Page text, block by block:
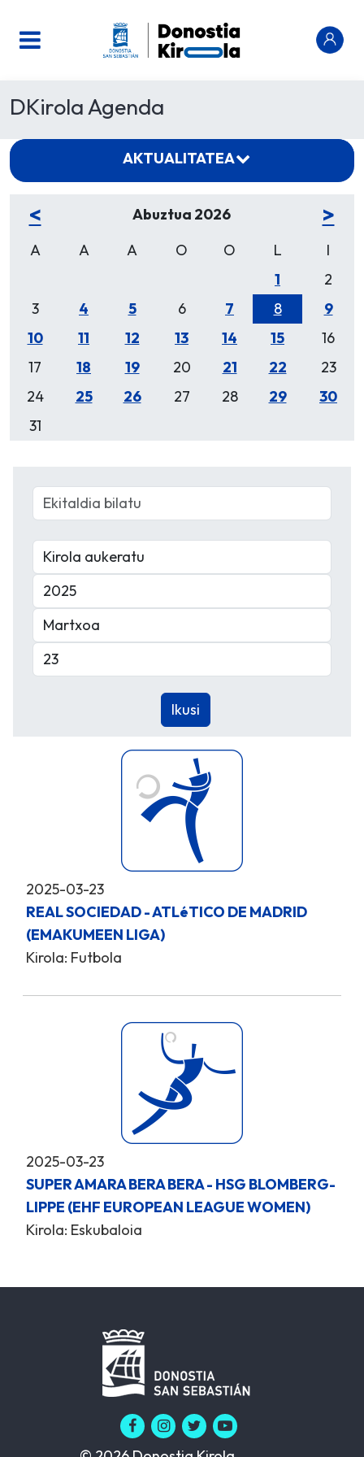
DKirola Agenda
2025-03-23
REAL SOCIEDAD - ATLéTICO DE MADRID
(EMAKUMEEN LIGA)
Kirola: Futbola
2025-03-23
SUPER AMARA BERA BERA - HSG BLOMBERG-
LIPPE (EHF EUROPEAN LEAGUE WOMEN)
Kirola: Eskubaloia
AKTUALITATEA
< Abuztua 2026 >
A A A O O L
I
1
2
3
4 5 6 7 8
9
10
11 12 13 14 15
16
17
18 19 20 21 22
23
24
25 26 27 28 29
30
31